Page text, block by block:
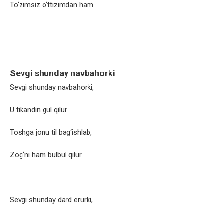
To‘zimsiz o‘ttizimdan ham.
Sevgi shunday navbahorki
Sevgi shunday navbahorki,
U tikandin gul qilur.
Toshga jonu til bag‘ishlab,
Zog‘ni ham bulbul qilur.
Sevgi shunday dard erurki,